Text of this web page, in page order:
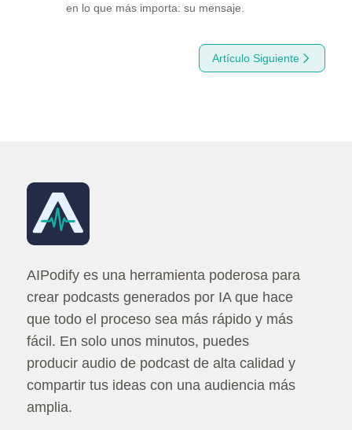
en lo que más importa: su mensaje.
Artículo Siguiente
AIPodify es una herramienta poderosa para
crear podcasts generados por IA que hace
que todo el proceso sea más rápido y más
fácil. En solo unos minutos, puedes
producir audio de podcast de alta calidad y
compartir tus ideas con una audiencia más
amplia.